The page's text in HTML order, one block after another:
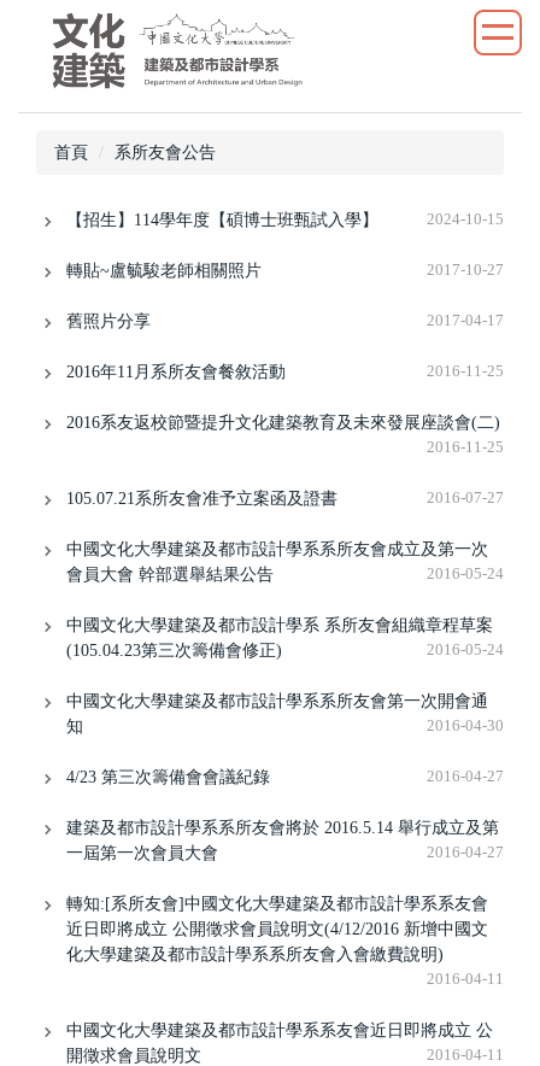
首頁 系所友會公告
【招生】114學年度【碩博士班甄試入學】 2024-10-15
轉貼~盧毓駿老師相關照片 2017-10-27
舊照片分享 2017-04-17
2016年11月系所友會餐敘活動 2016-11-25
2016系友返校節暨提升文化建築教育及未來發展座談會(二)
2016-11-25
105.07.21系所友會准予立案函及證書 2016-07-27
中國文化大學建築及都市設計學系系所友會成立及第一次
會員大會 幹部選舉結果公告
2016-05-24
中國文化大學建築及都市設計學系 系所友會組織章程草案
(105.04.23第三次籌備會修正)
2016-05-24
中國文化大學建築及都市設計學系系所友會第一次開會通
知
2016-04-30
4/23 第三次籌備會會議紀錄 2016-04-27
建築及都市設計學系系所友會將於 2016.5.14 舉行成立及第
一屆第一次會員大會
2016-04-27
轉知:[系所友會]中國文化大學建築及都市設計學系系友會
近日即將成立 公開徵求會員說明文(4/12/2016 新增中國文
化大學建築及都市設計學系系所友會入會繳費說明)
2016-04-11
中國文化大學建築及都市設計學系系友會近日即將成立 公
開徵求會員說明文
2016-04-11